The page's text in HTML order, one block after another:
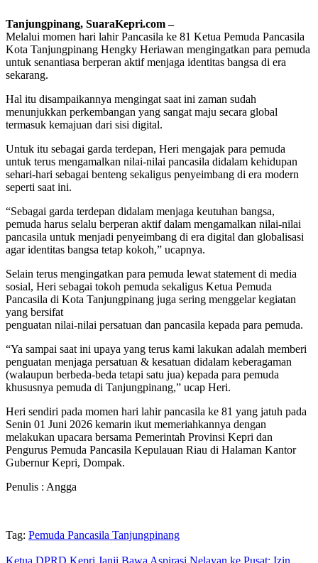
Tanjungpinang, SuaraKepri.com –
Melalui momen hari lahir Pancasila ke 81 Ketua Pemuda Pancasila
Kota Tanjungpinang Hengky Heriawan mengingatkan para pemuda
untuk senantiasa berperan aktif menjaga identitas bangsa di era
sekarang.
Hal itu disampaikannya mengingat saat ini zaman sudah
menunjukkan perkembangan yang sangat maju secara global
termasuk kemajuan dari sisi digital.
Untuk itu sebagai garda terdepan, Heri mengajak para pemuda
untuk terus mengamalkan nilai-nilai pancasila didalam kehidupan
sehari-hari sebagai benteng sekaligus penyeimbang di era modern
seperti saat ini.
“Sebagai garda terdepan didalam menjaga keutuhan bangsa,
pemuda harus selalu berperan aktif dalam mengamalkan nilai-nilai
pancasila untuk menjadi penyeimbang di era digital dan globalisasi
agar identitas bangsa tetap kokoh,” ucapnya.
Selain terus mengingatkan para pemuda lewat statement di media
sosial, Heri sebagai tokoh pemuda sekaligus Ketua Pemuda
Pancasila di Kota Tanjungpinang juga sering menggelar kegiatan
yang bersifat
penguatan nilai-nilai persatuan dan pancasila kepada para pemuda.
“Ya sampai saat ini upaya yang terus kami lakukan adalah memberi
penguatan menjaga persatuan & kesatuan didalam keberagaman
(walaupun berbeda-beda tetapi satu jua) kepada para pemuda
khususnya pemuda di Tanjungpinang,” ucap Heri.
Heri sendiri pada momen hari lahir pancasila ke 81 yang jatuh pada
Senin 01 Juni 2026 kemarin ikut memeriahkannya dengan
melakukan upacara bersama Pemerintah Provinsi Kepri dan
Pengurus Pemuda Pancasila Kepulauan Riau di Halaman Kantor
Gubernur Kepri, Dompak.
Penulis : Angga
Tag: Pemuda Pancasila Tanjungpinang